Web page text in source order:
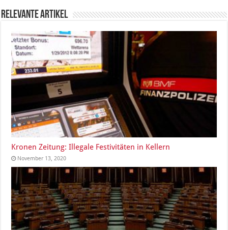
Relevante Artikel
Kronen Zeitung: Illegale Festivitäten in Kellern
November 13, 2020